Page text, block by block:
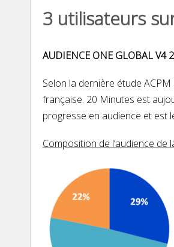
3 utilisateurs
AUDIENCE ONE GLOBAL V4
Selon la dernière étude
française. 20 Minutes est
progresse en audience et est
Composition de l’audience de